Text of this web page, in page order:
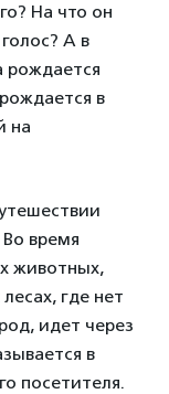
На что он
А в
рождается
в
на
Во время
животных,
где нет
идет через
в
посетителя.